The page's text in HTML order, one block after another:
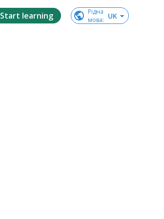
Start learning
Рідна
мова: UK